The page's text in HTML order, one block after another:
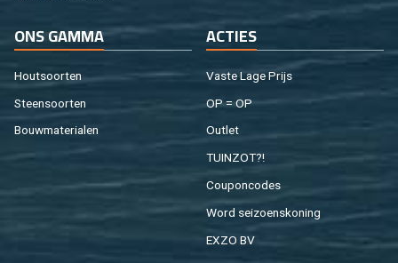
ONS GAMMA
Hout­soor­ten
Steen­soor­ten
Bouw­ma­te­ri­a­len
AC­TIES
Vaste Lage Prijs
OP = OP
Out­let
TUIN­ZOT?!
Cou­pon­co­des
Word sei­zoens­ko­ning
EXZO BV